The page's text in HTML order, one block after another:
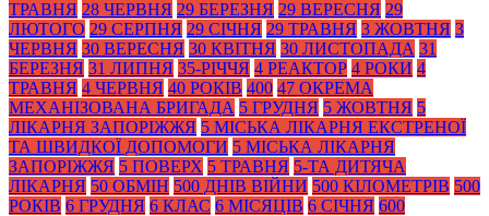
ТРАВНЯ 28 ЧЕРВНЯ 29 БЕРЕЗНЯ 29 ВЕРЕСНЯ 29
ЛЮТОГО 29 СЕРПНЯ 29 СІЧНЯ 29 ТРАВНЯ 3 ЖОВТНЯ 3
ЧЕРВНЯ 30 ВЕРЕСНЯ 30 КВІТНЯ 30 ЛИСТОПАДА 31
БЕРЕЗНЯ 31 ЛИПНЯ 35-РІЧЧЯ 4 РЕАКТОР 4 РОКИ 4
ТРАВНЯ 4 ЧЕРВНЯ 40 РОКІВ 400 47 ОКРЕМА
МЕХАНІЗОВАНА БРИГАДА 5 ГРУДНЯ 5 ЖОВТНЯ 5
ЛІКАРНЯ ЗАПОРІЖЖЯ 5 МІСЬКА ЛІКАРНЯ ЕКСТРЕНОЇ
ТА ШВИДКОЇ ДОПОМОГИ 5 МІСЬКА ЛІКАРНЯ
ЗАПОРІЖЖЯ 5 ПОВЕРХ 5 ТРАВНЯ 5-ТА ДИТЯЧА
ЛІКАРНЯ 50 ОБМІН 500 ДНІВ ВІЙНИ 500 КІЛОМЕТРІВ 500
РОКІВ 6 ГРУДНЯ 6 КЛАС 6 МІСЯЦІВ 6 СІЧНЯ 600